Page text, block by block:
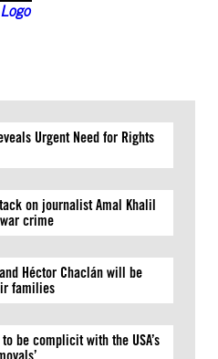
Urgent Need for Rights
on journalist Amal Khalil
crime
Héctor Chaclán will be
families
be complicit with the USA’s